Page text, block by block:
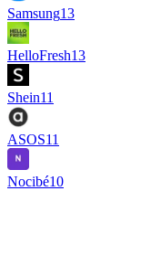
Samsung13
HelloFresh13
Shein11
ASOS11
Nocibé10